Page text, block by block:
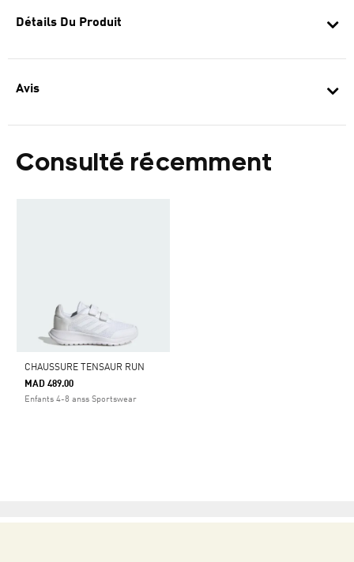
Détails Du Produit
Avis
Consulté récemment
CHAUSSURE TENSAUR RUN
MAD 489.00
Enfants 4-8 anss Sportswear